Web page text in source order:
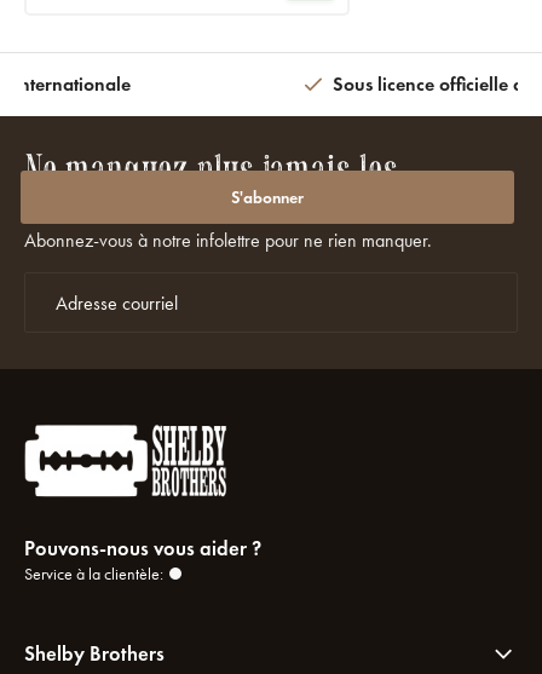
internationale Sous licence officielle
Ne manquez plus jamais les
promotions ou les réductions ?
Abonnez-vous à notre infolettre pour ne rien manquer.
S'abonner
Pouvons-nous vous aider ?
Service à la clientèle:
Shelby Brothers